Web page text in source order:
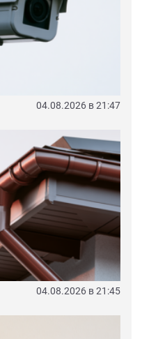
04.08.2026 в 21:47
04.08.2026 в 21:45